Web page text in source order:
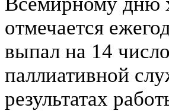
отмечается
выпал на 14
паллиативной
результатах